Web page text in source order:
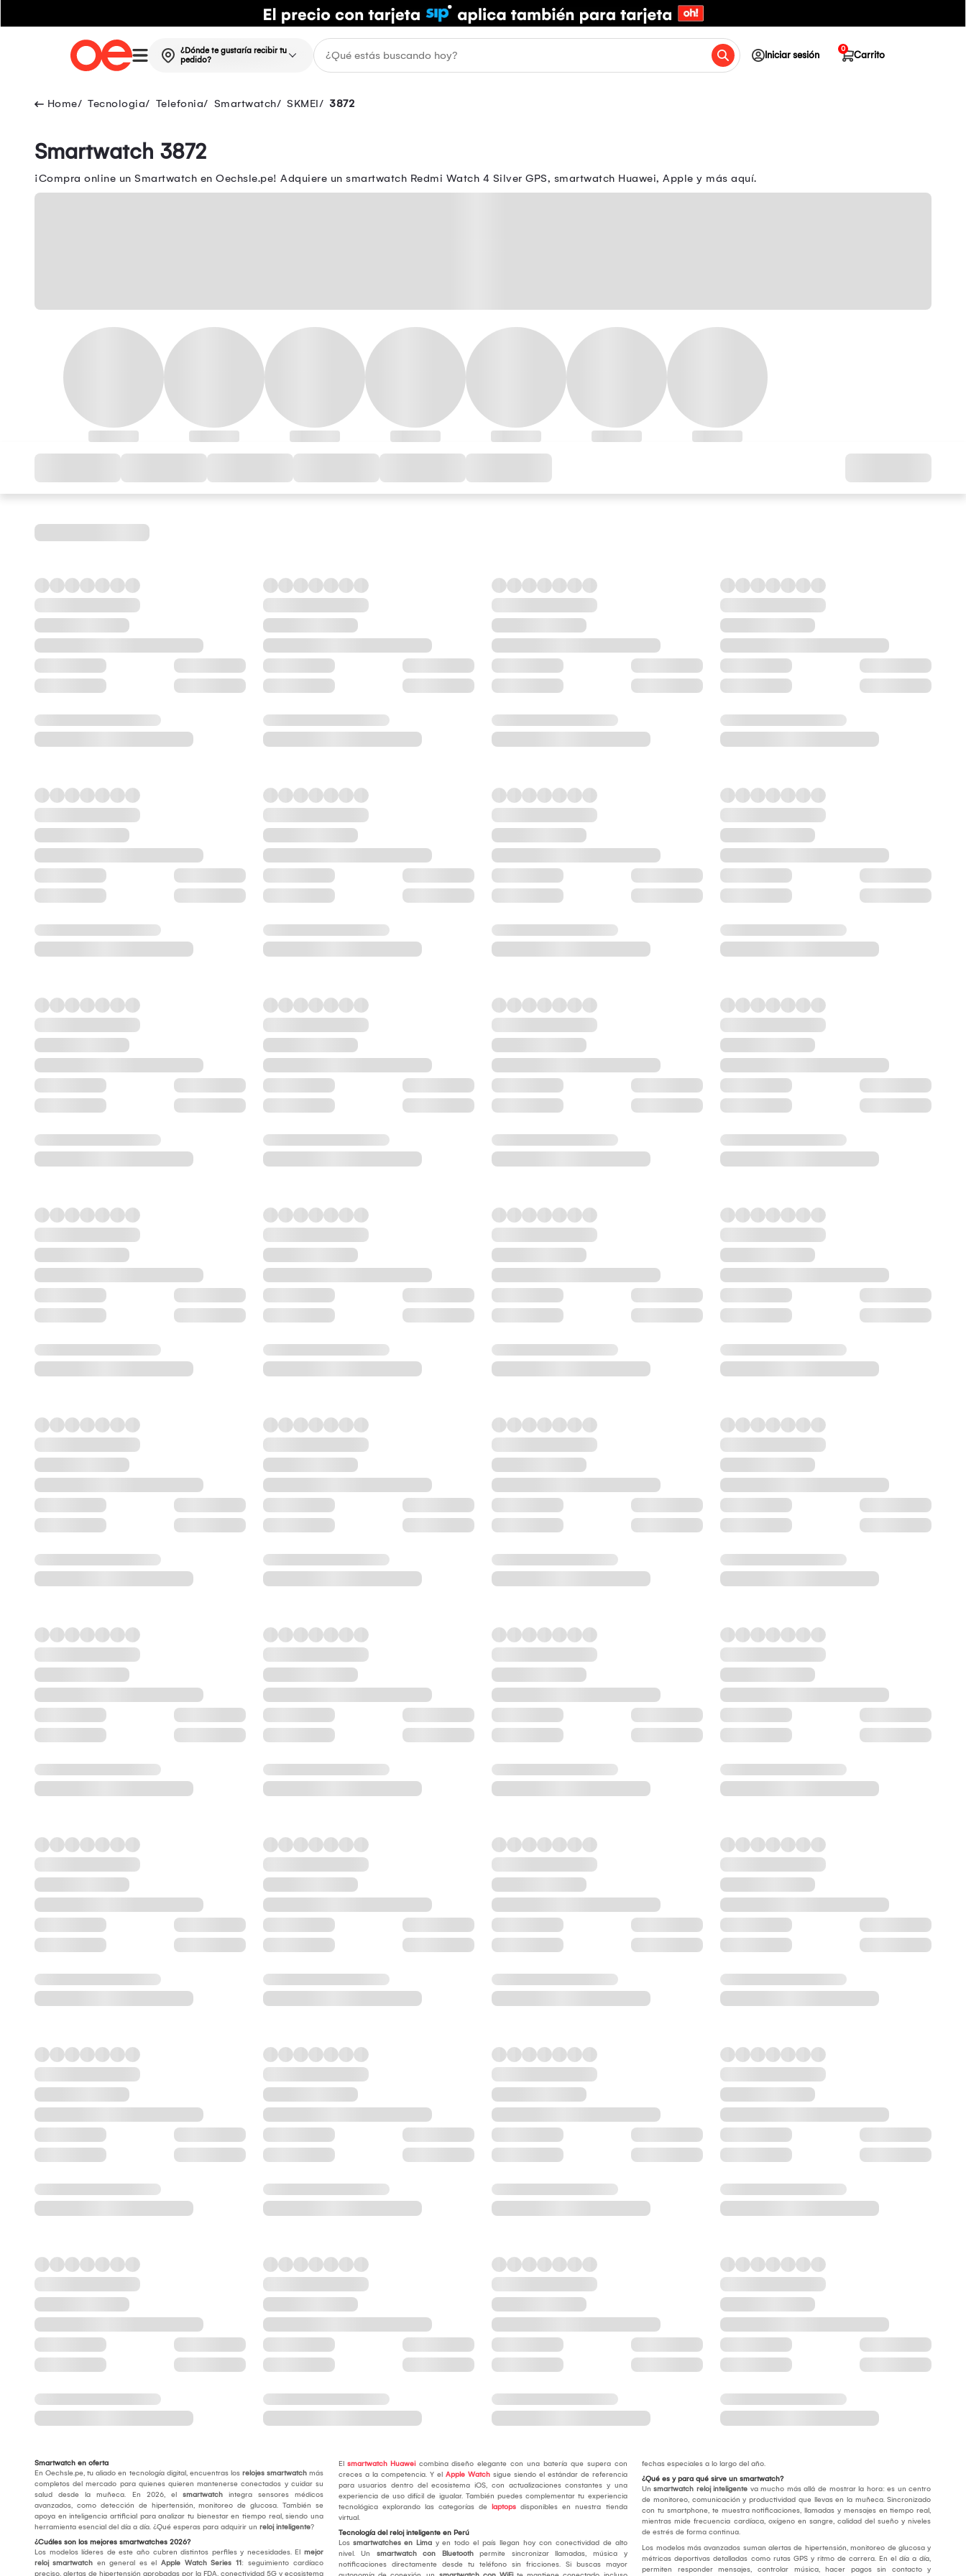
¿Dónde te gustaría recibir tu
pedido?
Iniciar sesión Carrito
0
Tecnologia Telefonia Smartwatch SKMEI 3872
Smartwatch 3872
¡Compra online un Smartwatch en Oechsle.pe! Adquiere un smartwatch Redmi Watch 4 Silver GPS, smartwatch Huawei, Apple y más aquí.
Smartwatch en oferta
En Oechsle.pe, tu aliado en tecnología digital, encuentras los relojes smartwatch más
completos del mercado para quienes quieren mantenerse conectados y cuidar su
salud desde la muñeca. En 2026, el smartwatch integra sensores médicos
avanzados, como detección de hipertensión, monitoreo de glucosa. También se
apoya en inteligencia artificial para analizar tu bienestar en tiempo real, siendo una
herramienta esencial del día a día. ¿Qué esperas para adquirir un reloj inteligente?
¿Cuáles son los mejores smartwatches 2026?
Los modelos líderes de este año cubren distintos perfiles y necesidades. El mejor
reloj smartwatch en general es el Apple Watch Series 11 : seguimiento cardíaco
preciso, alertas de hipertensión aprobadas por la FDA, conectividad 5G y ecosistema
El smartwatch Huaweicombina diseño elegante con una batería que supera con
creces a la competencia. Y el Apple Watchsigue siendo el estándar de referencia
para usuarios dentro del ecosistema iOS, con actualizaciones constantes y una
experiencia de uso difícil de igualar. También puedes complementar tu experiencia
tecnológica explorando las categorías de
laptopsdisponibles en nuestra tienda
virtual.
Tecnología del reloj inteligente en Perú
Los smartwatches en Limay en todo el país llegan hoy con conectividad de alto
nivel. Un smartwatch con Bluetoothpermite sincronizar llamadas, música y
notificaciones directamente desde tu teléfono sin fricciones. Si buscas mayor
fechas especiales a lo largo del año.
¿Qué es y para qué sirve un smartwatch?
Unsmartwatch reloj inteligente va mucho más allá de mostrar la hora: es un centro
de monitoreo, comunicación y productividad que llevas en la muñeca. Sincronizado
con tu smartphone, te muestra notificaciones, llamadas y mensajes en tiempo real,
mientras mide frecuencia cardíaca, oxígeno en sangre, calidad del sueño y niveles
de estrés de forma continua.
Los modelos más avanzados suman alertas de hipertensión, monitoreo de glucosa y
métricas deportivas detalladas como rutas GPS y ritmo de carrera. En el día a día,
permiten responder mensajes, controlar música, hacer pagos sin contacto y